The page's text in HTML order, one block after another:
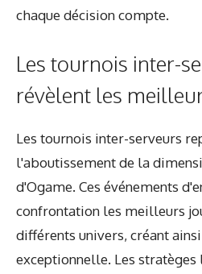
chaque décision compte.
Les tournois inter-
révèlent les
Les tournois inter-serveurs
l'aboutissement de la
d'Ogame. Ces événements
confrontation les meilleurs
différents univers, créant
exceptionnelle. Les